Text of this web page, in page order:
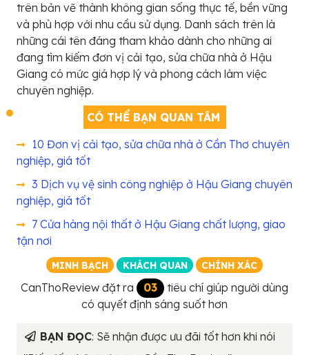
trên bản vẽ thành không gian sống thực tế, bền vững
và phù hợp với nhu cầu sử dụng. Danh sách trên là
những cái tên đáng tham khảo dành cho những ai
đang tìm kiếm đơn vị cải tạo, sửa chữa nhà ở Hậu
Giang có mức giá hợp lý và phong cách làm việc
chuyên nghiệp.
CÓ THỂ BẠN QUAN TÂM
10 Đơn vị cải tạo, sửa chữa nhà ở Cần Thơ chuyên
nghiệp, giá tốt
3 Dịch vụ vệ sinh công nghiệp ở Hậu Giang chuyên
nghiệp, giá tốt
7 Cửa hàng nội thất ở Hậu Giang chất lượng, giao
tận nơi
MINH BẠCH KHÁCH QUAN CHÍNH XÁC
CanThoReview đặt ra 03 tiêu chí giúp người dùng
có quyết định sáng suốt hơn
BẠN ĐỌC: Sẽ nhận được ưu đãi tốt hơn khi nói